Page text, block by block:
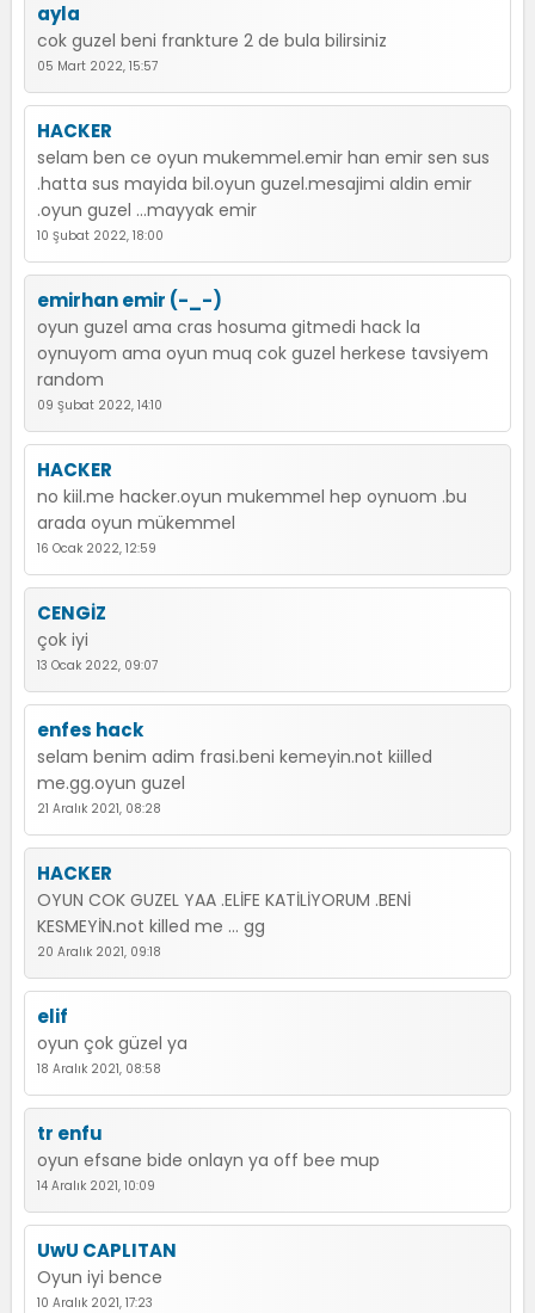
ayla
cok guzel beni frankture 2 de bula bilirsiniz
05 Mart 2022, 15:57
HACKER
selam ben ce oyun mukemmel.emir han emir sen sus
.hatta sus mayida bil.oyun guzel.mesajimi aldin emir
.oyun guzel ...mayyak emir
10 Şubat 2022, 18:00
emirhan emir (-_-)
oyun guzel ama cras hosuma gitmedi hack la
oynuyom ama oyun muq cok guzel herkese tavsiyem
random
09 Şubat 2022, 14:10
HACKER
no kiil.me hacker.oyun mukemmel hep oynuom .bu
arada oyun mükemmel
16 Ocak 2022, 12:59
CENGİZ
çok iyi
13 Ocak 2022, 09:07
enfes hack
selam benim adim frasi.beni kemeyin.not kiilled
me.gg.oyun guzel
21 Aralık 2021, 08:28
HACKER
OYUN COK GUZEL YAA .ELİFE KATİLİYORUM .BENİ
KESMEYİN.not killed me ... gg
20 Aralık 2021, 09:18
elif
oyun çok güzel ya
18 Aralık 2021, 08:58
tr enfu
oyun efsane bide onlayn ya off bee mup
14 Aralık 2021, 10:09
UwU CAPLITAN
Oyun iyi bence
10 Aralık 2021, 17:23